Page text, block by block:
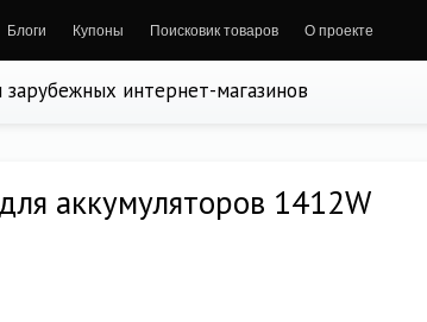
Блоги Купоны Поисковик товаров О проекте
интернет-магазинов
аккумуляторов 1412W